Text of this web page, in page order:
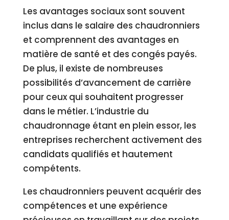
Les avantages sociaux sont souvent
inclus dans le salaire des chaudronniers
et comprennent des avantages en
matière de santé et des congés payés.
De plus, il existe de nombreuses
possibilités d’avancement de carrière
pour ceux qui souhaitent progresser
dans le métier. L’industrie du
chaudronnage étant en plein essor, les
entreprises recherchent activement des
candidats qualifiés et hautement
compétents.
Les chaudronniers peuvent acquérir des
compétences et une expérience